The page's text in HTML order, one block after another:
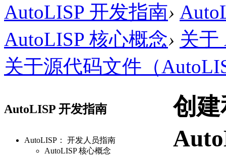
AutoLISP 开发指南›
AutoLISP 核心概念› 关于
关于源代码文件（
AutoLISP 开发指南
AutoLISP： 开发人员指南
AutoLISP 核心概念
创